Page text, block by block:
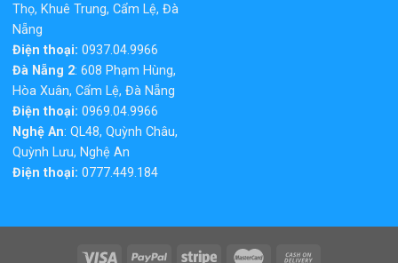
Thọ, Khuê Trung, Cẩm Lệ, Đà
Nẵng
Điện thoại: 0937.04.9966
Đà Nẵng 2: 608 Phạm Hùng,
Hòa Xuân, Cẩm Lệ, Đà Nẵng
Điện thoại: 0969.04.9966
Nghệ An: QL48, Quỳnh Châu,
Quỳnh Lưu, Nghệ An
Điện thoại: 0777.449.184